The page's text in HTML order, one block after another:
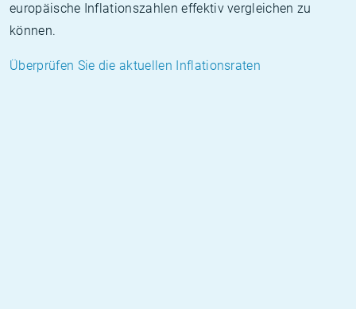
europäische Inflationszahlen effektiv vergleichen zu
können.
Überprüfen Sie die aktuellen Inflationsraten